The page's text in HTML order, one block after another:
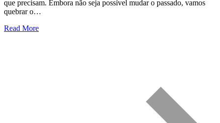
que precisam. Embora não seja possível mudar o passado, vamos
quebrar o…
Read More